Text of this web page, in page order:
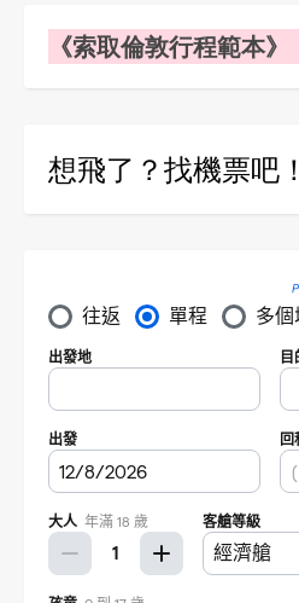
《索取倫敦行程範本》
想飛了？找機票吧！